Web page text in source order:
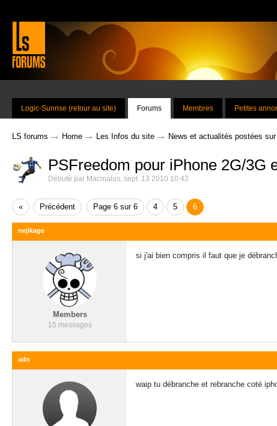
Logic-Sunrise (retour au site) Forums Membres Petites
LS forums → Home → Les Infos du site → News et actualités postées sur
PSFreedom pour iPhone 2G/3G
Débuté par Macmalus, sept. 13 2010 10:42
« Précédent Page 6 sur 6 4 5 6
nejikage
Members
15 messages
si j'ai bien compris il faut que je
adn
waip tu débranche et rebranche coté